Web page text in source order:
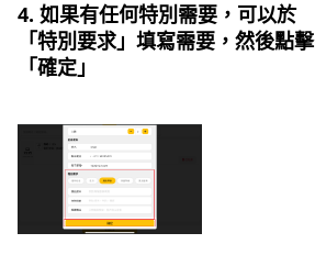
4. 如果有任何特別需要，可以於
「特別要求」填寫需要，然後點擊
「確定」